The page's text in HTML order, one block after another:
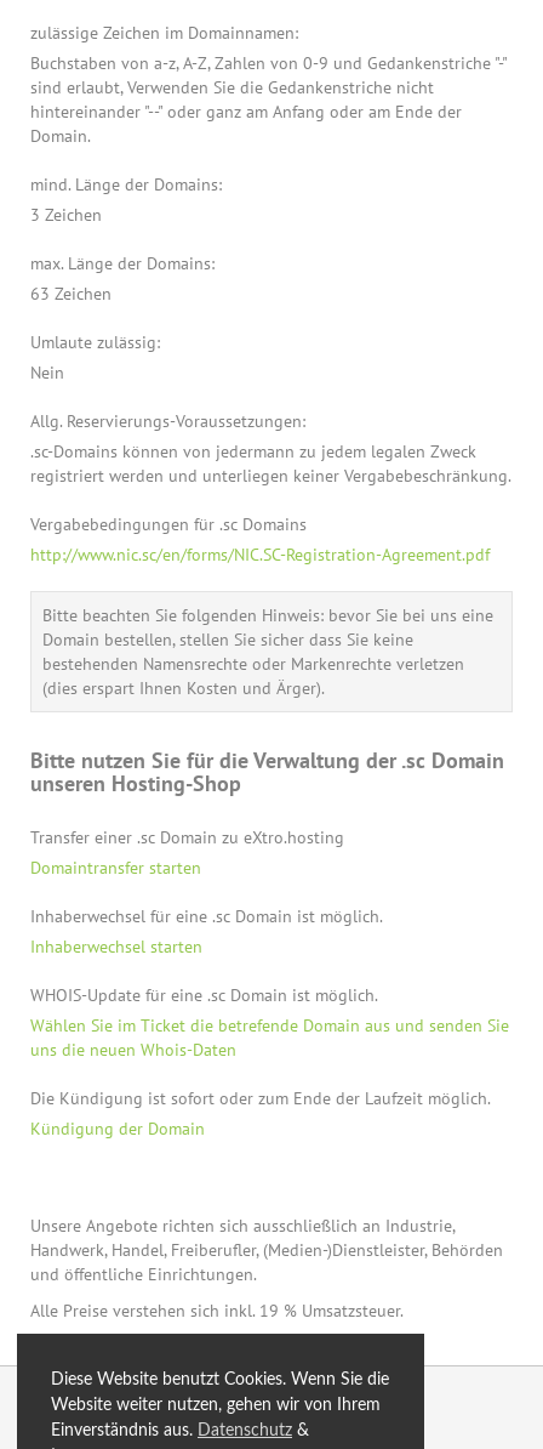
Diese Website benutzt Cookies. Wenn Sie die
Website weiter nutzen, gehen wir von Ihrem
Einverständnis aus. Datenschutz &
zulässige Zeichen im Domainnamen:
Buchstaben von a-z, A-Z, Zahlen von 0-9 und Gedankenstriche "-"
sind erlaubt, Verwenden Sie die Gedankenstriche nicht
hintereinander "--" oder ganz am Anfang oder am Ende der
Domain.
mind. Länge der Domains:
3 Zeichen
max. Länge der Domains:
63 Zeichen
Umlaute zulässig:
Nein
Allg. Reservierungs-Voraussetzungen:
.sc-Domains können von jedermann zu jedem legalen Zweck
registriert werden und unterliegen keiner Vergabebeschränkung.
Vergabebedingungen für .sc Domains
http://www.nic.sc/en/forms/NIC.SC-Registration-Agreement.pdf
Bitte beachten Sie folgenden Hinweis: bevor Sie bei uns eine
Domain bestellen, stellen Sie sicher dass Sie keine
bestehenden Namensrechte oder Markenrechte verletzen
(dies erspart Ihnen Kosten und Ärger).
Bitte nutzen Sie für die Verwaltung der .sc Domain
unseren Hosting-Shop
Transfer einer .sc Domain zu eXtro.hosting
Domaintransfer starten
Inhaberwechsel für eine .sc Domain ist möglich.
Inhaberwechsel starten
WHOIS-Update für eine .sc Domain ist möglich.
Wählen Sie im Ticket die betrefende Domain aus und senden Sie
uns die neuen Whois-Daten
Die Kündigung ist sofort oder zum Ende der Laufzeit möglich.
Kündigung der Domain
Unsere Angebote richten sich ausschließlich an Industrie,
Handwerk, Handel, Freiberufler, (Medien-)Dienstleister, Behörden
und öffentliche Einrichtungen.
Alle Preise verstehen sich inkl. 19 % Umsatzsteuer.
© 2026 by eXtro.hosting